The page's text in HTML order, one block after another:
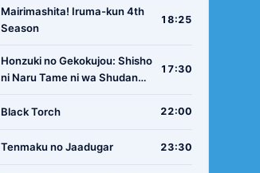
Mairimashita! Iruma-kun 4th
Season
18:25
Honzuki no Gekokujou: Shisho
ni Naru Tame ni wa Shudan
Ryoushu no Youjo
17:30
Black Torch 22:00
Tenmaku no Jaadugar 23:30